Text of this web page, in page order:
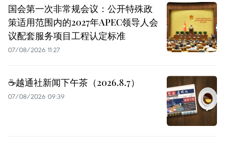
国会第一次非常规会议：公开特殊政
策适用范围内的2027年APEC领导人会
议配套服务项目工程认定标准
07/08/2026 11:27
☕️越通社新闻下午茶（2026.8.7）
07/08/2026 09:39